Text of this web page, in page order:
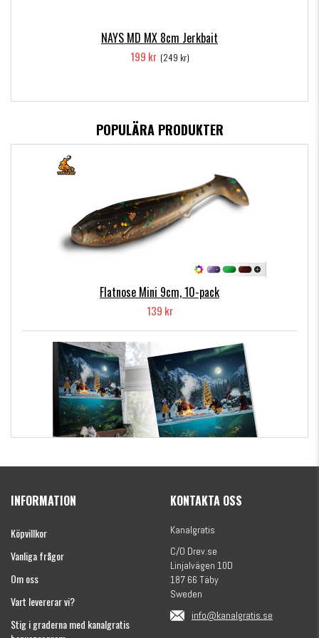
NAYS MD MX 8cm Jerkbait
199 kr (249 kr)
POPULÄRA PRODUKTER
Flatnose Mini 9cm, 10-pack
139 kr
(julkalender)
INFORMATION
Köpvillkor
Vanliga frågor
Om oss
Vart levererar vi?
Stig i graderna med kanalgratis
KONTAKTA OSS
Kanalgratis
C/O Drev.se
Linjalvägen 10D
187 66 Täby
Sweden
info@kanalgratis.se